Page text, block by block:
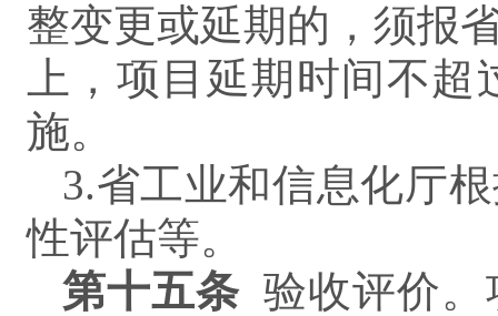
整变更或延期的，须报
上，项目延期时间不
施。
3.省工业和信息化厅
性评估等。
第十五条 验收评价